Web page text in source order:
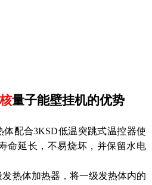
量子能壁挂机的优势
体配合3KSD低温突跳式温控器使
命延长，不易烧坏，并保留水电
热体加热器，将一级发热体内的